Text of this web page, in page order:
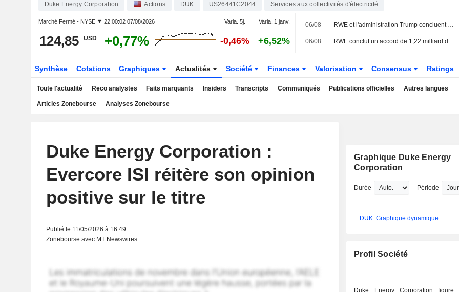
Duke Energy Corporation Actions DUK US26441C2044 Services aux collectivités d'électricité
Marché Fermé - NYSE 22:00:02 07/08/2026 Varia. 5j. Varia. 1 janv.
124,85 USD +0,77% -0,46% +6,52%
06/08 RWE et l'administration Trump concluent un accord de 1,22 milliard de dollars pour annuler des concessions éoliennes offshore
06/08 RWE conclut un accord de 1,22 milliard de dollars pour annuler ses baux éoliens offshore aux États-Unis et investir dans le gaz
Synthèse Cotations Graphiques Actualités Société Finances Valorisation Consensus Ratings
Toute l'actualité Reco analystes Faits marquants Insiders Transcripts Communiqués Publications officielles Autres langues
Articles Zonebourse Analyses Zonebourse
Duke Energy Corporation :
Evercore ISI réitère son opinion
positive sur le titre
Publié le 11/05/2026 à 16:49
Zonebourse avec MT Newswires
Graphique Duke Energy
Corporation
Durée Période
DUK: Graphique dynamique
Profil Société
Duke Energy Corporation figure